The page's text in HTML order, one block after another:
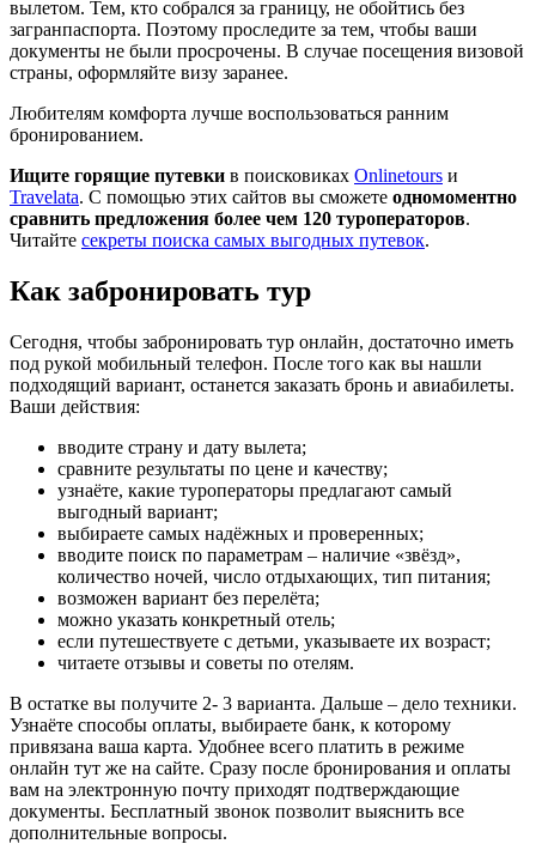
вылетом. Тем, кто собрался за границу, не обойтись без
загранпаспорта. Поэтому проследите за тем, чтобы ваши
документы не были просрочены. В случае посещения визовой
страны, оформляйте визу заранее.
Любителям комфорта лучше воспользоваться ранним
бронированием.
Ищите горящие путевки в поисковиках Onlinetours и
Travelata. С помощью этих сайтов вы сможете одномоментно
сравнить предложения более чем 120 туроператоров.
Читайте секреты поиска самых выгодных путевок.
Как забронировать тур
Сегодня, чтобы забронировать тур онлайн, достаточно иметь
под рукой мобильный телефон. После того как вы нашли
подходящий вариант, останется заказать бронь и авиабилеты.
Ваши действия:
вводите страну и дату вылета;
сравните результаты по цене и качеству;
узнаёте, какие туроператоры предлагают самый
выгодный вариант;
выбираете самых надёжных и проверенных;
вводите поиск по параметрам – наличие «звёзд»,
количество ночей, число отдыхающих, тип питания;
возможен вариант без перелёта;
можно указать конкретный отель;
если путешествуете с детьми, указываете их возраст;
читаете отзывы и советы по отелям.
В остатке вы получите 2- 3 варианта. Дальше – дело техники.
Узнаёте способы оплаты, выбираете банк, к которому
привязана ваша карта. Удобнее всего платить в режиме
онлайн тут же на сайте. Сразу после бронирования и оплаты
вам на электронную почту приходят подтверждающие
документы. Бесплатный звонок позволит выяснить все
дополнительные вопросы.